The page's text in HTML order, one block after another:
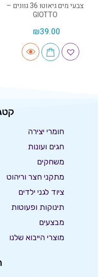
צבעי מים גיאוטו 36 גוונים –
GIOTTO
₪39.00
חומרי יצירה
חגים ועונות
משחקים
מתקני חצר וריהוט
ציוד לגני ילדים
תינוקות ופעוטות
מבצעים
מוצרי הייבוא שלנו